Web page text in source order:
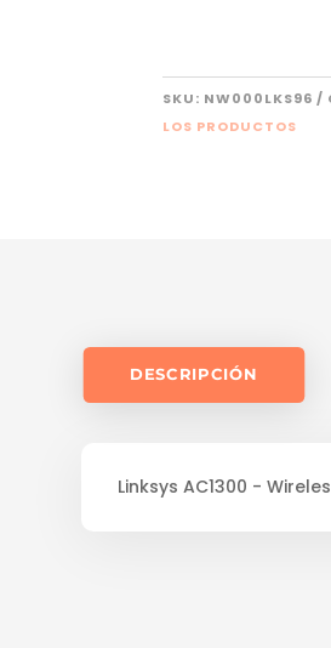
SKU: NW000LKS96
LOS PRODUCTOS
DESCRIPCIÓN
Linksys AC1300 -